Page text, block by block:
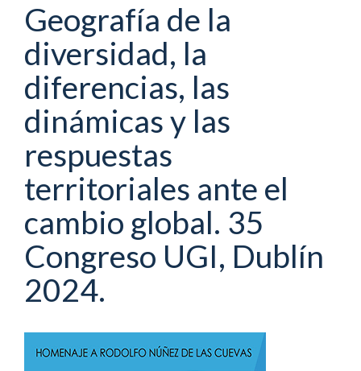
Navegación
principal
Contenido
principal
Barra
lateral
Geografía de la
diversidad, la
diferencias, las
dinámicas y las
respuestas
territoriales ante el
cambio global. 35
Congreso UGI, Dublín
2024.
Barra